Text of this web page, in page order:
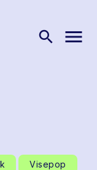
search menu
Visepop